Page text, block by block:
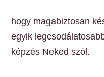
hogy magabiztosan
egyik
képzés Neked szól.